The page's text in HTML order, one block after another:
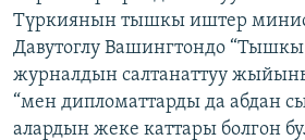
Түркиянын тышкы иштер
Давутоглу Вашингтондо “Тышкы
журналдын салтанаттуу
“мен дипломаттарды да абдан
алардын жеке каттары болгон